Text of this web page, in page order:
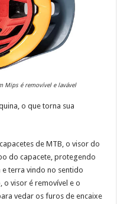
Mips é removível e lavável
o que torna sua
de MTB, o visor do
do capacete, protegendo
e terra vindo no sentido
o visor é removível e o
vedar os furos de encaixe